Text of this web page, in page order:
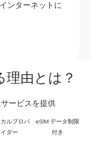
ンターネットに
理由とは？
ービスを提供
カルプロバ
イダー
eSIM データ制限
付き